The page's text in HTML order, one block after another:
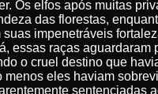
Os elfos após muitas
das florestas,
impenetráveis
essas raças aguardaram
o cruel destino que
menos eles haviam
sentenciadas